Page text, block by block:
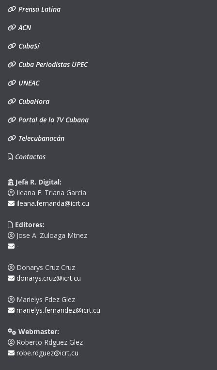
Prensa Latina
ACN
CubaSí
Cuba Periodistas UPEC
UNEAC
CubaHora
Portal de la TV Cubana
Telecubanacán
Contactos
Jefa R. Digital:
Ileana F. Triana García
ileana.fernanda@icrt.cu
Editores:
Jose A. Zuloaga Mtnez
-
Donarys Cruz Cruz
donarys.cruz@icrt.cu
Marielys Fdez Glez
marielys.fernandez@icrt.cu
Webmaster:
Roberto Rdguez Glez
robe.rdguez@icrt.cu